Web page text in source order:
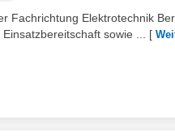
Fachrichtung Elektrotechnik
sowie ...
[